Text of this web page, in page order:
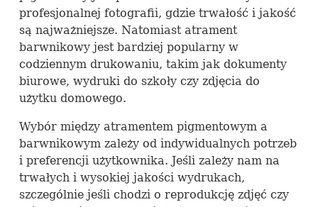
profesjonalnej fotografii, gdzie trwałość i jakość
są najważniejsze. Natomiast atrament
barwnikowy jest bardziej popularny w
codziennym drukowaniu, takim jak dokumenty
biurowe, wydruki do szkoły czy zdjęcia do
użytku domowego.
Wybór między atramentem pigmentowym a
barwnikowym zależy od indywidualnych potrzeb
i preferencji użytkownika. Jeśli zależy nam na
trwałych i wysokiej jakości wydrukach,
szczególnie jeśli chodzi o reprodukcję zdjęć czy